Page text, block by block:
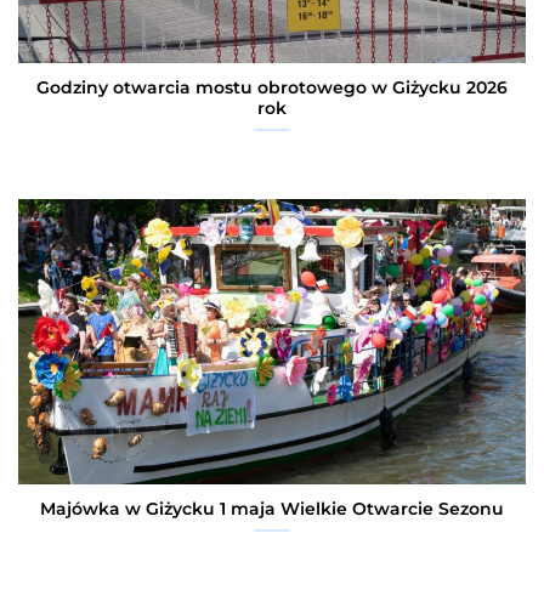
Godziny otwarcia mostu obrotowego w Giżycku 2026
rok
Majówka w Giżycku 1 maja Wielkie Otwarcie Sezonu